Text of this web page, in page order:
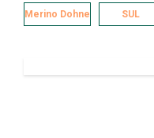
e
b
k
k
e
n
t
t
l
Merino Dohne SUL